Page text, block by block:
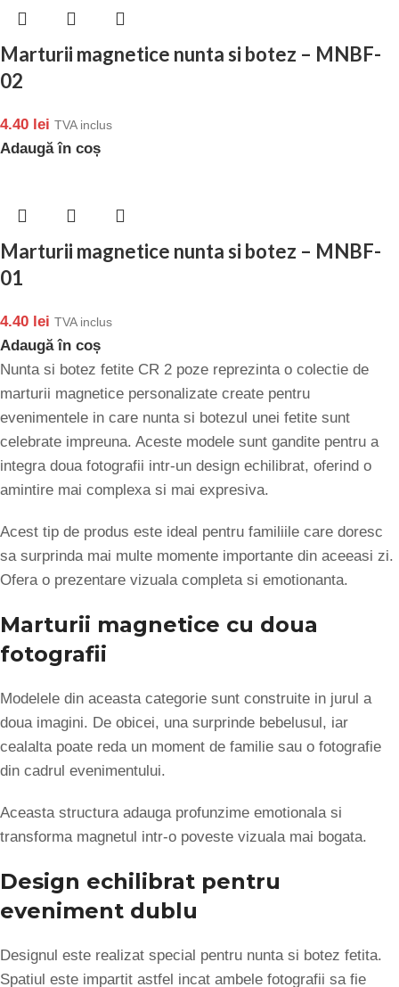
Marturii magnetice nunta si botez – MNBF-
02
4.40 lei TVA inclus
Adaugă în coș
Marturii magnetice nunta si botez – MNBF-
01
4.40 lei TVA inclus
Adaugă în coș
Nunta si botez fetite CR 2 poze reprezinta o colectie de
marturii magnetice personalizate create pentru
evenimentele in care nunta si botezul unei fetite sunt
celebrate impreuna. Aceste modele sunt gandite pentru a
integra doua fotografii intr-un design echilibrat, oferind o
amintire mai complexa si mai expresiva.
Acest tip de produs este ideal pentru familiile care doresc
sa surprinda mai multe momente importante din aceeasi zi.
Ofera o prezentare vizuala completa si emotionanta.
Marturii magnetice cu doua
fotografii
Modelele din aceasta categorie sunt construite in jurul a
doua imagini. De obicei, una surprinde bebelusul, iar
cealalta poate reda un moment de familie sau o fotografie
din cadrul evenimentului.
Aceasta structura adauga profunzime emotionala si
transforma magnetul intr-o poveste vizuala mai bogata.
Design echilibrat pentru
eveniment dublu
Designul este realizat special pentru nunta si botez fetita.
Spatiul este impartit astfel incat ambele fotografii sa fie